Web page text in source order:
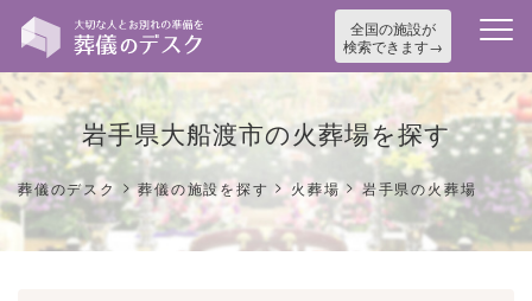
全国の施設が
検索できます
岩手県大船渡市の火葬場を探す
葬儀のデスク >葬儀の施設を探す > 火葬場>岩手県の火葬場